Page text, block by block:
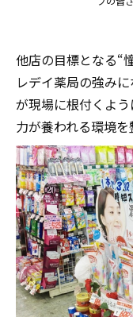
他店の目標となる“
レデイ薬局の強み
が現場に根付くよ
力が養われる環境を